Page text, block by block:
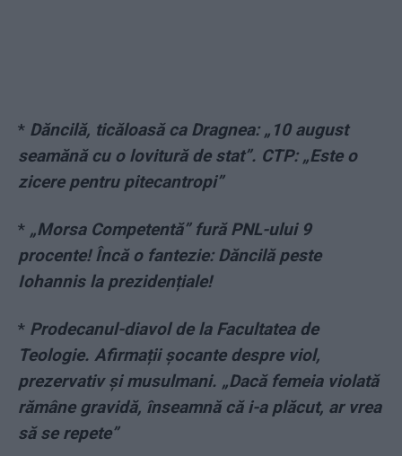
* Dăncilă, ticăloasă ca Dragnea: „10 august
seamănă cu o lovitură de stat”. CTP: „Este o
zicere pentru pitecantropi”
* „Morsa Competentă” fură PNL-ului 9
procente! Încă o fantezie: Dăncilă peste
Iohannis la prezidențiale!
* Prodecanul-diavol de la Facultatea de
Teologie. Afirmații șocante despre viol,
prezervativ și musulmani. „Dacă femeia violată
rămâne gravidă, înseamnă că i-a plăcut, ar vrea
să se repete”